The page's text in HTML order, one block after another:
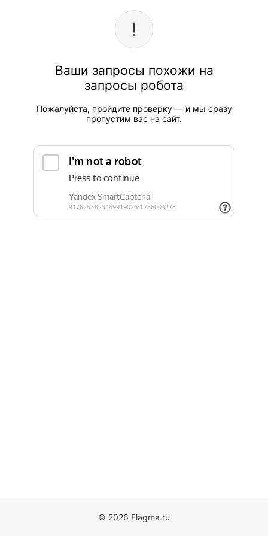
Ваши запросы похожи на
запросы робота
Пожалуйста, пройдите проверку — и мы сразу
пропустим вас на сайт.
© 2026 Flagma.ru